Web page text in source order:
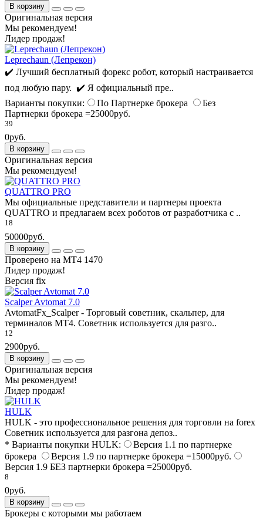
В корзину
Оригинальная версия
Мы рекомендуем!
Лидер продаж!
Leprechaun (Лепрекон)
✔️ Лучший бесплатный форекс робот, который настраивается
под любую пару. ✔️ Я официальный пре..
Варианты покупки:
По Партнерке брокера
Без
Партнерки брокера =25000руб.
39
0руб.
В корзину
Оригинальная версия
Мы рекомендуем!
QUATTRO PRO
Мы официальные представители и партнеры проекта
QUATTRO и предлагаем всех роботов от разработчика с ..
18
50000руб.
В корзину
Проверено на МТ4 1470
Лидер продаж!
Версия fix
Scalper Avtomat 7.0
AvtomatFx_Scalper - Торговый советник, скальпер, для
терминалов МТ4. Советник используется для разго..
12
2900руб.
В корзину
Оригинальная версия
Мы рекомендуем!
Лидер продаж!
HULK
HULK - это профессиональное решения для торговли на forex
Советник используется для разгона депоз..
* Варианты покупки HULK:
Версия 1.1 по партнерке
брокера
Версия 1.9 по партнерке брокера =15000руб.
Версия 1.9 БЕЗ партнерки брокера =25000руб.
8
0руб.
В корзину
Брокеры с которыми мы работаем